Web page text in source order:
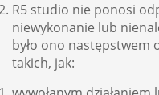
R5 studio nie ponosi
niewykonanie lub
było ono następstwem
takich, jak: